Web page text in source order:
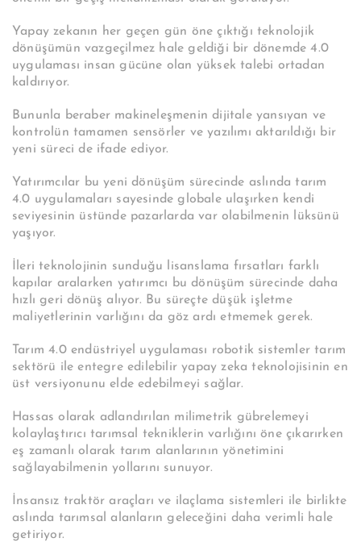
Yapay zekanın her geçen gün öne çıktığı teknolojik
dönüşümün vazgeçilmez hale geldiği bir dönemde 4.0
uygulaması insan gücüne olan yüksek talebi ortadan
kaldırıyor.
Bununla beraber makineleşmenin dijitale yansıyan ve
kontrolün tamamen sensörler ve yazılımı aktarıldığı bir
yeni süreci de ifade ediyor.
Yatırımcılar bu yeni dönüşüm sürecinde aslında tarım
4.0 uygulamaları sayesinde globale ulaşırken kendi
seviyesinin üstünde pazarlarda var olabilmenin lüksünü
yaşıyor.
İleri teknolojinin sunduğu lisanslama fırsatları farklı
kapılar aralarken yatırımcı bu dönüşüm sürecinde daha
hızlı geri dönüş alıyor. Bu süreçte düşük işletme
maliyetlerinin varlığını da göz ardı etmemek gerek.
Tarım 4.0 endüstriyel uygulaması robotik sistemler tarım
sektörü ile entegre edilebilir yapay zeka teknolojisinin en
üst versiyonunu elde edebilmeyi sağlar.
Hassas olarak adlandırılan milimetrik gübrelemeyi
kolaylaştırıcı tarımsal tekniklerin varlığını öne çıkarırken
eş zamanlı olarak tarım alanlarının yönetimini
sağlayabilmenin yollarını sunuyor.
İnsansız traktör araçları ve ilaçlama sistemleri ile birlikte
aslında tarımsal alanların geleceğini daha verimli hale
getiriyor.